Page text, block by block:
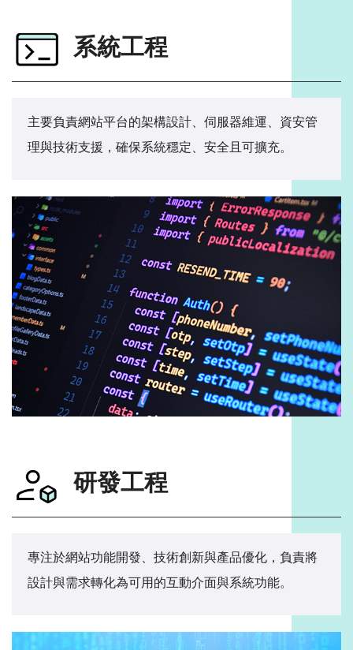
系統工程
主要負責網站平台的架構設計、伺服器維運、資安管
理與技術支援，確保系統穩定、安全且可擴充。
研發工程
專注於網站功能開發、技術創新與產品優化，負責將
設計與需求轉化為可用的互動介面與系統功能。